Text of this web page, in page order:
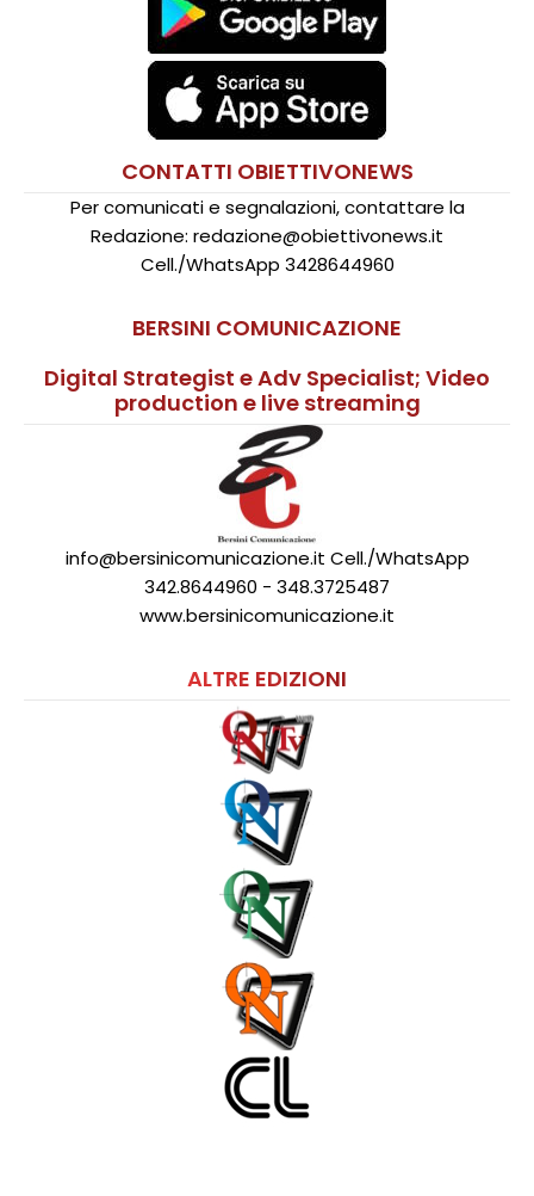
CONTATTI OBIETTIVONEWS
Per comunicati e segnalazioni, contattare la
Redazione: redazione@obiettivonews.it
Cell./WhatsApp 3428644960
BERSINI COMUNICAZIONE
Digital Strategist e Adv Specialist; Video
production e live streaming
info@bersinicomunicazione.it Cell./WhatsApp
342.8644960 - 348.3725487
www.bersinicomunicazione.it
ALTRE EDIZIONI